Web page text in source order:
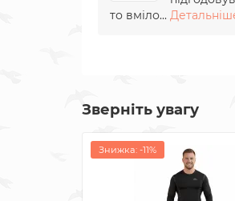
то вміло...
Зверніть увагу
Знижка: -11%